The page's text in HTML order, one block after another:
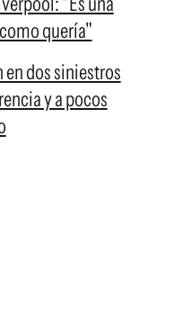
quería"
dos siniestros
y a pocos